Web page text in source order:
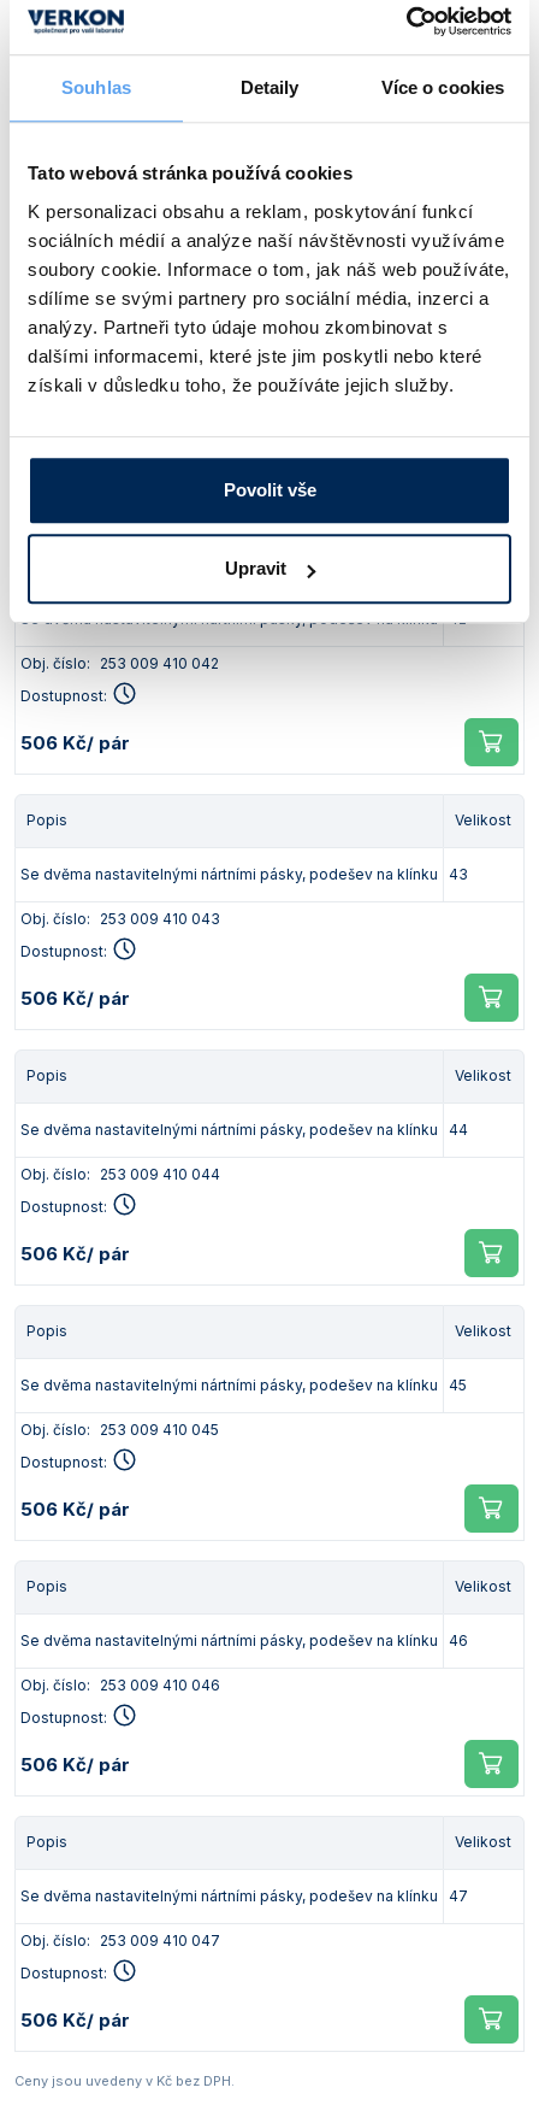
Souhlas Detaily Více o cookies
Tato webová stránka používá cookies
K personalizaci obsahu a reklam, poskytování funkcí
sociálních médií a analýze naší návštěvnosti využíváme
soubory cookie. Informace o tom, jak náš web používáte,
sdílíme se svými partnery pro sociální média, inzerci a
analýzy. Partneři tyto údaje mohou zkombinovat s
dalšími informacemi, které jste jim poskytli nebo které
získali v důsledku toho, že používáte jejich služby.
Povolit vše
Upravit
Popis Velikost
Dostupnost:
506 Kč / pár
Popis Velikost
Se dvěma nastavitelnými nártními pásky, podešev na klínku 41
Dostupnost:
Se dvěma nastavitelnými nártními pásky, podešev na klínku 42
Obj. číslo:
253 009 410 042
Dostupnost:
506 Kč/ pár
Popis Velikost
Se dvěma nastavitelnými nártními pásky, podešev na klínku 43
Obj. číslo:
253 009 410 043
Dostupnost:
506 Kč/ pár
Popis Velikost
Se dvěma nastavitelnými nártními pásky, podešev na klínku 44
Obj. číslo:
253 009 410 044
Dostupnost:
506 Kč/ pár
Popis Velikost
Se dvěma nastavitelnými nártními pásky, podešev na klínku 45
Obj. číslo:
253 009 410 045
Dostupnost:
506 Kč/ pár
Popis Velikost
Se dvěma nastavitelnými nártními pásky, podešev na klínku 46
Obj. číslo:
253 009 410 046
Dostupnost:
506 Kč/ pár
Popis Velikost
Se dvěma nastavitelnými nártními pásky, podešev na klínku 47
Obj. číslo:
253 009 410 047
Dostupnost:
506 Kč/ pár
Ceny jsou uvedeny v Kč bez DPH.